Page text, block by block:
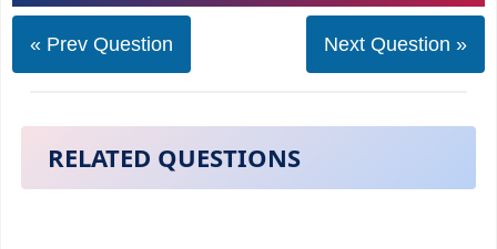
« Prev Question Next Question »
RELATED QUESTIONS